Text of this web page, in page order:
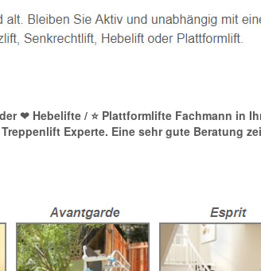
❤ Hebelifte / ⭐ Plattformlifte Fachmann in
Experte. Eine sehr gute Beratung